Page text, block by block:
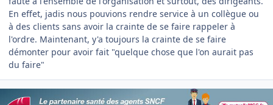
En effet, jadis nous pouvions rendre service à un collègue ou
à des clients sans avoir la crainte de se faire rappeler à
l'ordre. Maintenant, y'a toujours la crainte de se faire
démonter pour avoir fait "quelque chose que l'on aurait pas
du faire"